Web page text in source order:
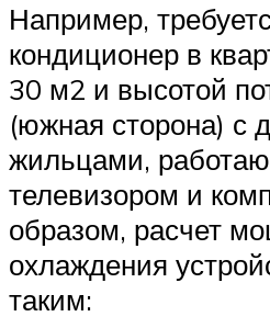
Например,
кондиционер в
30 м2 и высотой
(южная сторона) с
жильцами,
телевизором и
образом, расчет
охлаждения
таким: